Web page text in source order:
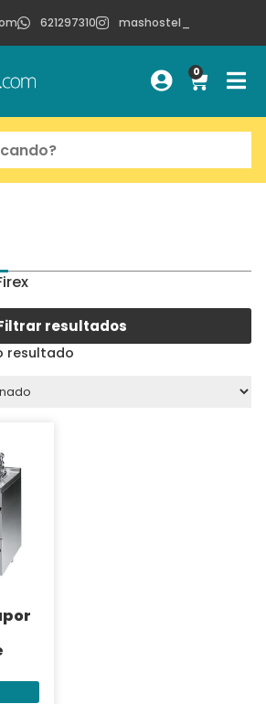
621297310 mashostel_
0
resultados
resultado